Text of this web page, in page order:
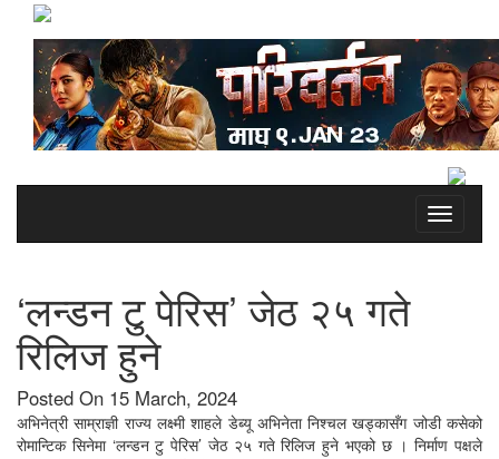
Toggle
‘लन्डन टु पेरिस’ जेठ २५ गते
रिलिज हुने
Posted On 15 March, 2024
अभिनेत्री साम्राज्ञी राज्य लक्ष्मी शाहले डेब्यू अभिनेता निश्चल खड्कासँग जोडी कसेको
रोमान्टिक सिनेमा ‘लन्डन टु पेरिस’ जेठ २५ गते रिलिज हुने भएको छ । निर्माण पक्षले